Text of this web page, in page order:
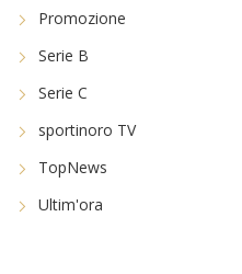
Promozione
Serie B
Serie C
sportinoro TV
TopNews
Ultim'ora